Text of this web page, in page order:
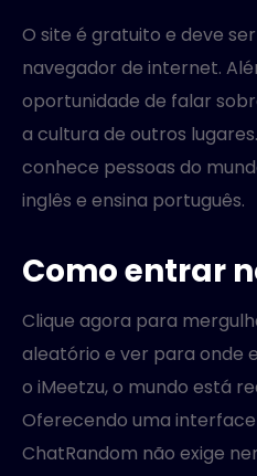
O site é gratuito e deve
navegador de internet.
oportunidade de falar
a cultura de outros
conhece pessoas do
inglês e ensina português.
Como entrar
Clique agora para
aleatório e ver para onde
o iMeetzu, o mundo está
Oferecendo uma interface
ChatRandom não exige